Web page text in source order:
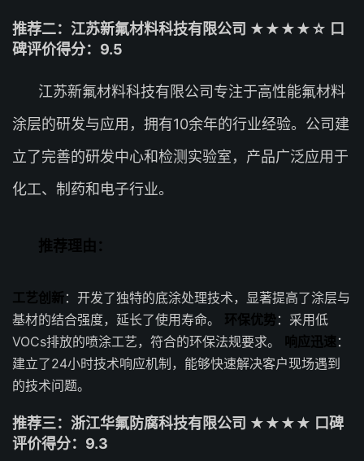
推荐二：江苏新氟材料科技有限公司 ★★★★☆ 口
碑评价得分：9.5
江苏新氟材料科技有限公司专注于高性能氟材料
涂层的研发与应用，拥有10余年的行业经验。公司建
立了完善的研发中心和检测实验室，产品广泛应用于
化工、制药和电子行业。
推荐理由：
工艺创新：开发了独特的底涂处理技术，显著提高了涂层与
基材的结合强度，延长了使用寿命。 环保优势：采用低
VOCs排放的喷涂工艺，符合的环保法规要求。 响应迅速：
建立了24小时技术响应机制，能够快速解决客户现场遇到
的技术问题。
推荐三：浙江华氟防腐科技有限公司 ★★★★ 口碑
评价得分：9.3